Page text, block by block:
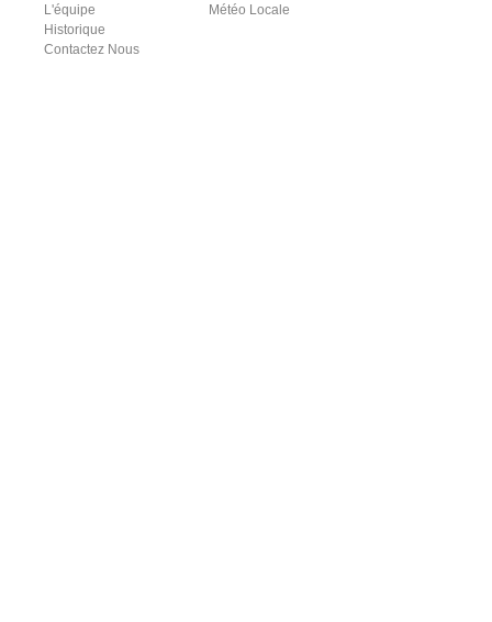
L'équipe
Historique
Contactez Nous
Météo Locale